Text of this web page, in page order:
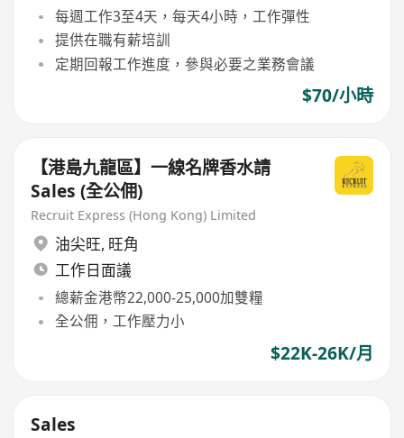
每週工作3至4天，每天4小時，工作彈性
提供在職有薪培訓
定期回報工作進度，參與必要之業務會議
$70/小時
【港島九龍區​】一線名牌香水請
Sales (全公佣)
Recruit Express (Hong Kong) Limited
油尖旺, 旺角
工作日面議
總薪金港幣22,000-25,000加雙糧
全公佣，工作壓力小
$22K-26K/月
Sales